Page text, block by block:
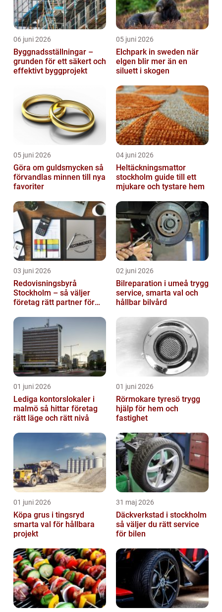
06 juni 2026
Byggnadsställningar –
grunden för ett säkert och
effektivt byggprojekt
05 juni 2026
Elchpark in sweden när
elgen blir mer än en
siluett i skogen
05 juni 2026
Göra om guldsmycken så
förvandlas minnen till nya
favoriter
04 juni 2026
Heltäckningsmattor
stockholm guide till ett
mjukare och tystare hem
03 juni 2026
Redovisningsbyrå
Stockholm – så väljer
företag rätt partner för
02 juni 2026
Bilreparation i umeå trygg
service, smarta val och
hållbar bilvård
01 juni 2026
Lediga kontorslokaler i
malmö så hittar företag
rätt läge och rätt nivå
01 juni 2026
Rörmokare tyresö trygg
hjälp för hem och
fastighet
01 juni 2026
Köpa grus i tingsryd
smarta val för hållbara
projekt
31 maj 2026
Däckverkstad i stockholm
så väljer du rätt service
för bilen